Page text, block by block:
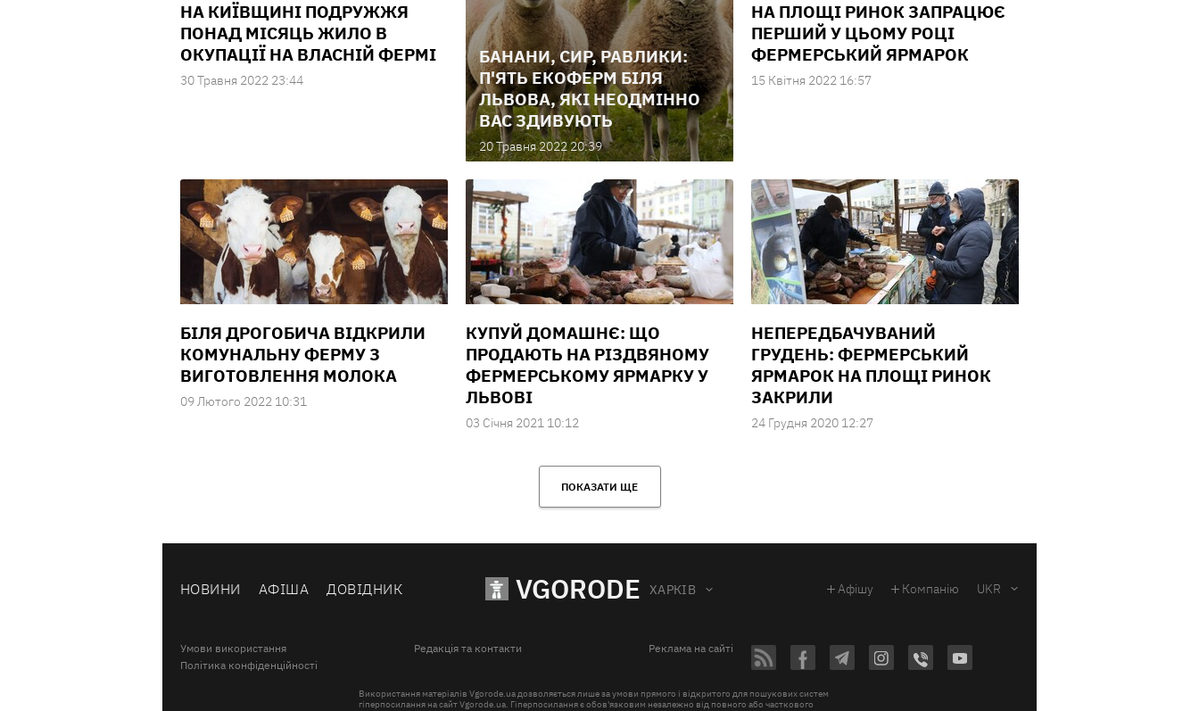
НА КИЇВЩИНІ ПОДРУЖЖЯ
ПОНАД МІСЯЦЬ ЖИЛО В
ОКУПАЦІЇ НА ВЛАСНІЙ ФЕРМІ
30 Травня 2022 23:44
БАНАНИ, СИР, РАВЛИКИ:
П'ЯТЬ ЕКОФЕРМ БІЛЯ
ЛЬВОВА, ЯКІ НЕОДМІННО
ВАС ЗДИВУЮТЬ
20 Травня 2022 20:39
НА ПЛОЩІ РИНОК ЗАПРАЦЮЄ
ПЕРШИЙ У ЦЬОМУ РОЦІ
ФЕРМЕРСЬКИЙ ЯРМАРОК
15 Квiтня 2022 16:57
БІЛЯ ДРОГОБИЧА ВІДКРИЛИ
КОМУНАЛЬНУ ФЕРМУ З
ВИГОТОВЛЕННЯ МОЛОКА
09 Лютого 2022 10:31
КУПУЙ ДОМАШНЄ: ЩО
ПРОДАЮТЬ НА РІЗДВЯНОМУ
ФЕРМЕРСЬКОМУ ЯРМАРКУ У
ЛЬВОВІ
03 Сiчня 2021 10:12
НЕПЕРЕДБАЧУВАНИЙ
ГРУДЕНЬ: ФЕРМЕРСЬКИЙ
ЯРМАРОК НА ПЛОЩІ РИНОК
ЗАКРИЛИ
24 Грудня 2020 12:27
ПОКАЗАТИ ЩЕ
НОВИНИ АФІША ДОВІДНИК VGORODE ХАРКІВ Афішу Компанію UKR
Умови використання Редакція та контакти
Реклама на сайті
Політика конфіденційності
Використання матеріалів Vgorode.ua дозволяється лише за умови прямого і відкритого для пошукових систем
гіперпосилання на сайт Vgorode.ua. Гіперпосилання є обов'язковим незалежно від повного або часткового